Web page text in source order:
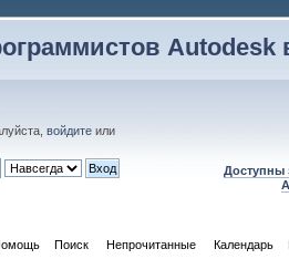
Autodesk
войдите или
Доступны
Поиск Непрочитанные Календарь